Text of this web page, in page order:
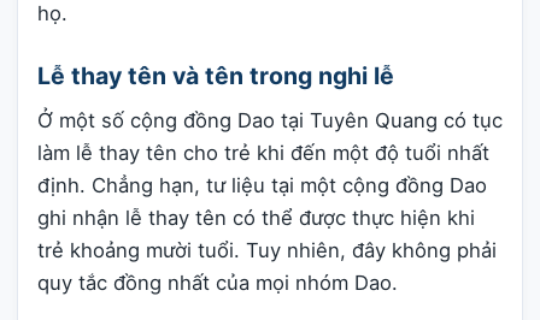
họ.
Lễ thay tên và tên trong nghi lễ
Ở một số cộng đồng Dao tại Tuyên Quang có tục
làm lễ thay tên cho trẻ khi đến một độ tuổi nhất
định. Chẳng hạn, tư liệu tại một cộng đồng Dao
ghi nhận lễ thay tên có thể được thực hiện khi
trẻ khoảng mười tuổi. Tuy nhiên, đây không phải
quy tắc đồng nhất của mọi nhóm Dao.